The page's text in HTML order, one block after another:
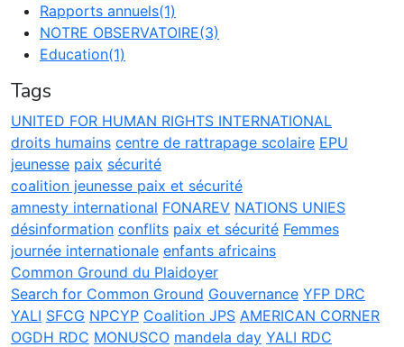
Rapports annuels(1)
NOTRE OBSERVATOIRE(3)
Education(1)
Tags
UNITED FOR HUMAN RIGHTS INTERNATIONAL
droits humains centre de rattrapage scolaire EPU
jeunesse paix sécurité
coalition jeunesse paix et sécurité
amnesty international FONAREV NATIONS UNIES
désinformation conflits paix et sécurité Femmes
journée internationale enfants africains
Common Ground du Plaidoyer
Search for Common Ground Gouvernance YFP DRC
YALI SFCG NPCYP Coalition JPS AMERICAN CORNER
OGDH RDC MONUSCO mandela day YALI RDC